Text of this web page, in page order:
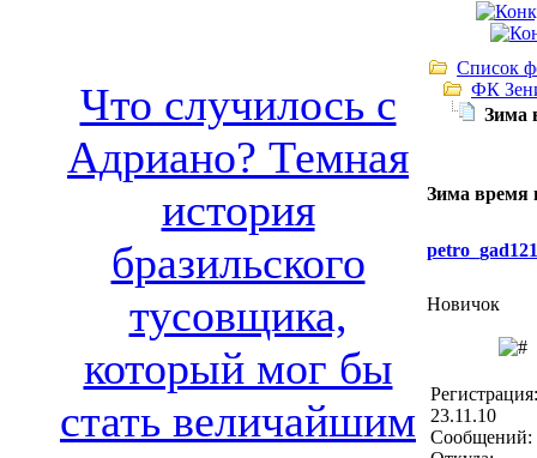
Что случилось с
Адриано? Темная
история
бразильского
тусовщика,
который мог бы
стать величайшим
Список
ФК
Зима
Зима время
Новичок
Регистрация:
23.11.10
Сообщений: